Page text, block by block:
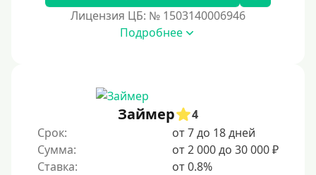
Лицензия ЦБ: № 1503140006946
Подробнее
Займер
4
Срок:
от 7 до 18 дней
Сумма:
от 2 000 до 30 000 ₽
Ставка:
от 0.8%